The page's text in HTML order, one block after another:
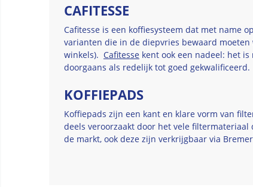
CAFITESSE
Cafitesse is een koffiesysteem dat met name
varianten die in de diepvries bewaard
winkels). Cafitesse kent ook een nadeel: het
doorgaans als redelijk tot goed gekwalificeerd.
KOFFIEPADS
Koffiepads zijn een kant en klare vorm van
deels veroorzaakt door het vele
de markt, ook deze zijn verkrijgbaar via